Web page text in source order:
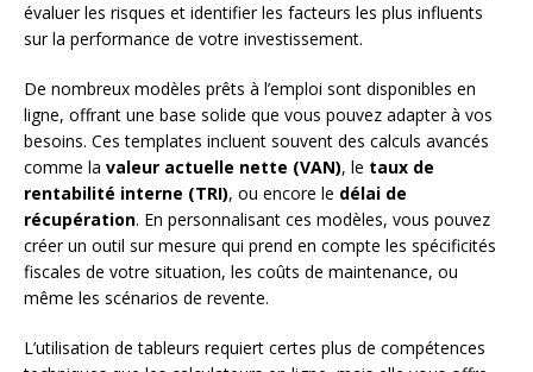
évaluer les risques et identifier les facteurs les plus influents
sur la performance de votre investissement.
De nombreux modèles prêts à l’emploi sont disponibles en
ligne, offrant une base solide que vous pouvez adapter à vos
besoins. Ces templates incluent souvent des calculs avancés
comme la valeur actuelle nette (VAN), le taux de
rentabilité interne (TRI), ou encore le délai de
récupération. En personnalisant ces modèles, vous pouvez
créer un outil sur mesure qui prend en compte les spécificités
fiscales de votre situation, les coûts de maintenance, ou
même les scénarios de revente.
L’utilisation de tableurs requiert certes plus de compétences